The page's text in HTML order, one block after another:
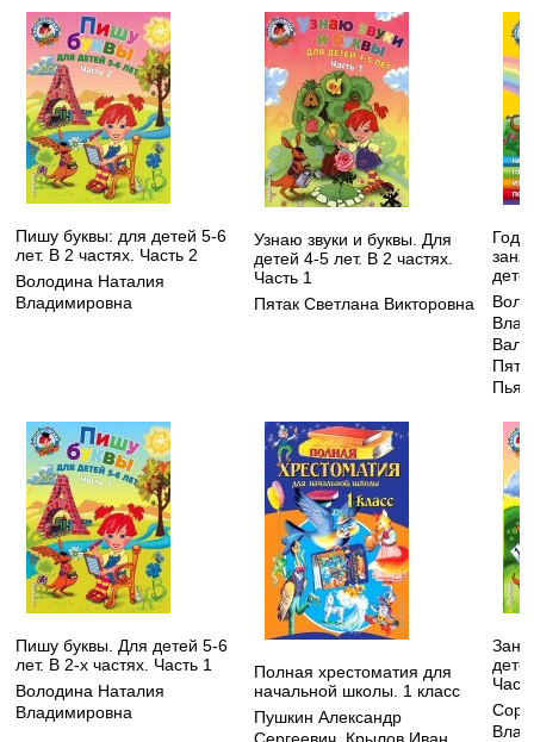
Пишу буквы: для детей 5-6
лет. В 2 частях. Часть 2
Володина Наталия
Владимировна
Узнаю звуки и буквы. Для
детей 4-5 лет. В 2 частях.
Часть 1
Пятак Светлана Викторовна
Пишу буквы. Для детей 5-6
лет. В 2-х частях. Часть 1
Володина Наталия
Владимировна
Полная хрестоматия для
начальной школы. 1 класс
Пушкин Александр